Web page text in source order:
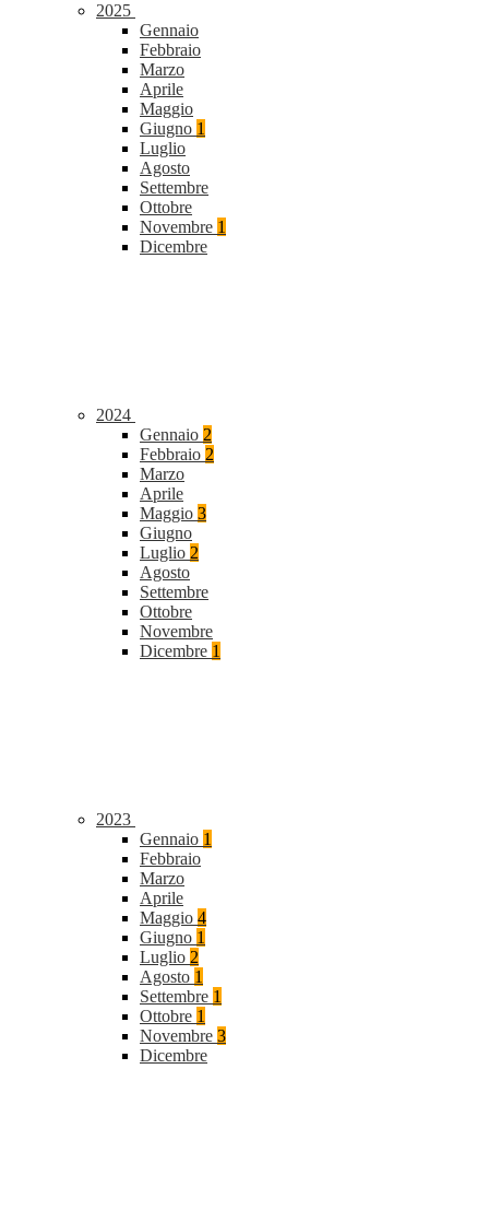
2025
Gennaio
Febbraio
Marzo
Aprile
Maggio
Giugno 1
Luglio
Agosto
Settembre
Ottobre
Novembre 1
Dicembre
2024
Gennaio 2
Febbraio 2
Marzo
Aprile
Maggio 3
Giugno
Luglio 2
Agosto
Settembre
Ottobre
Novembre
Dicembre 1
2023
Gennaio 1
Febbraio
Marzo
Aprile
Maggio 4
Giugno 1
Luglio 2
Agosto 1
Settembre 1
Ottobre 1
Novembre 3
Dicembre